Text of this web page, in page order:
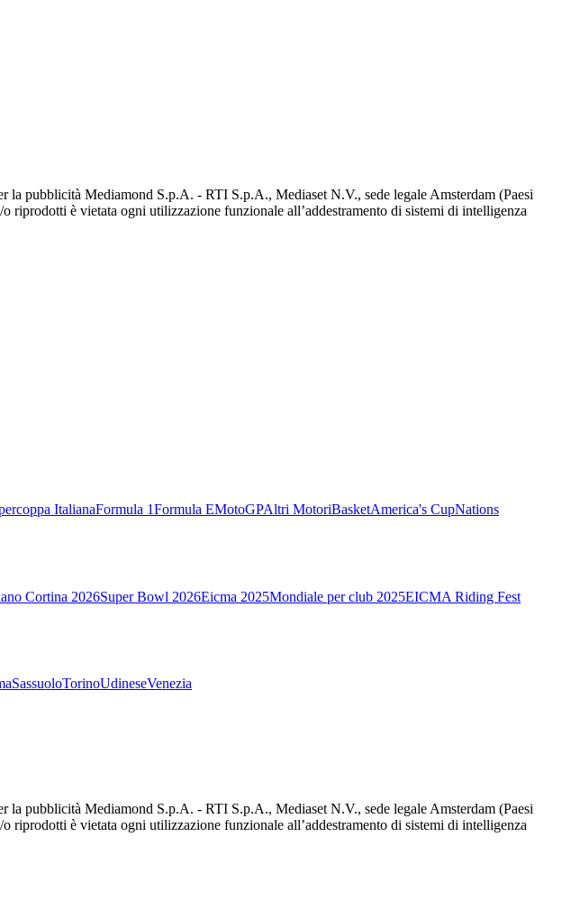
pubblicità Mediamond S.p.A. - RTI S.p.A., Mediaset N.V., sede legale Amsterdam (Paesi
riprodotti è vietata ogni utilizzazione funzionale all’addestramento di sistemi di intelligenza
ItalianaFormula 1Formula EMotoGPAltri MotoriBasketAmerica's CupNations
Cortina 2026Super Bowl 2026Eicma 2025Mondiale per club 2025EICMA Riding Fest
SassuoloTorinoUdineseVenezia
pubblicità Mediamond S.p.A. - RTI S.p.A., Mediaset N.V., sede legale Amsterdam (Paesi
riprodotti è vietata ogni utilizzazione funzionale all’addestramento di sistemi di intelligenza